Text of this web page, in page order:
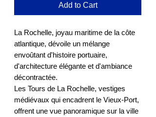
Add to Cart
La Rochelle, joyau maritime de la côte
atlantique, dévoile un mélange
envoûtant d'histoire portuaire,
d'architecture élégante et d'ambiance
décontractée.
Les Tours de La Rochelle, vestiges
médiévaux qui encadrent le Vieux-Port,
offrent une vue panoramique sur la ville